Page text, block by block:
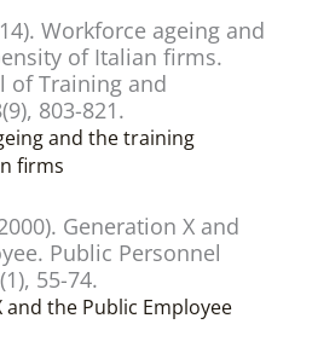
Workforce ageing and
of Italian firms.
of Training and
803-821.
and the training
firms
Generation X and
Public Personnel
55-74.
and the Public Employee